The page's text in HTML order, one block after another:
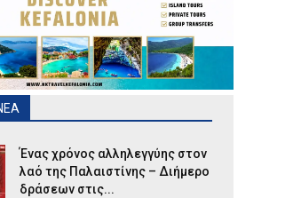
Ένας χρόνος αλληλεγγύης στον
λαό της Παλαιστίνης – Διήμερο
δράσεων στις...